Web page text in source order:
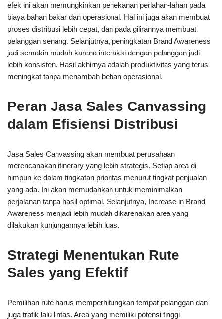
efek ini akan memungkinkan penekanan perlahan-lahan pada
biaya bahan bakar dan operasional. Hal ini juga akan membuat
proses distribusi lebih cepat, dan pada gilirannya membuat
pelanggan senang. Selanjutnya, peningkatan Brand Awareness
jadi semakin mudah karena interaksi dengan pelanggan jadi
lebih konsisten. Hasil akhirnya adalah produktivitas yang terus
meningkat tanpa menambah beban operasional.
Peran Jasa Sales Canvassing
dalam Efisiensi Distribusi
Jasa Sales Canvassing akan membuat perusahaan
merencanakan itinerary yang lebih strategis. Setiap area di
himpun ke dalam tingkatan prioritas menurut tingkat penjualan
yang ada. Ini akan memudahkan untuk meminimalkan
perjalanan tanpa hasil optimal. Selanjutnya, Increase in Brand
Awareness menjadi lebih mudah dikarenakan area yang
dilakukan kunjungannya lebih luas.
Strategi Menentukan Rute
Sales yang Efektif
Pemilihan rute harus memperhitungkan tempat pelanggan dan
juga trafik lalu lintas. Area yang memiliki potensi tinggi